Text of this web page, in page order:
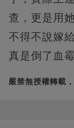
查，更是用
不得不說嫁
真是倒了血霉
嚴禁無授權轉載